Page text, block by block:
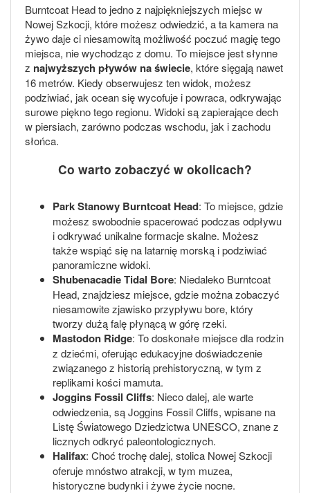
Burntcoat Head to jedno z najpiękniejszych miejsc w
Nowej Szkocji, które możesz odwiedzić, a ta kamera na
żywo daje ci niesamowitą możliwość poczuć magię tego
miejsca, nie wychodząc z domu. To miejsce jest słynne
z najwyższych pływów na świecie, które sięgają nawet
16 metrów. Kiedy obserwujesz ten widok, możesz
podziwiać, jak ocean się wycofuje i powraca, odkrywając
surowe piękno tego regionu. Widoki są zapierające dech
w piersiach, zarówno podczas wschodu, jak i zachodu
słońca.
Co warto zobaczyć w okolicach?
Park Stanowy Burntcoat Head: To miejsce, gdzie
możesz swobodnie spacerować podczas odpływu
i odkrywać unikalne formacje skalne. Możesz
także wspiąć się na latarnię morską i podziwiać
panoramiczne widoki.
Shubenacadie Tidal Bore: Niedaleko Burntcoat
Head, znajdziesz miejsce, gdzie można zobaczyć
niesamowite zjawisko przypływu bore, który
tworzy dużą falę płynącą w górę rzeki.
Mastodon Ridge: To doskonałe miejsce dla rodzin
z dziećmi, oferując edukacyjne doświadczenie
związanego z historią prehistoryczną, w tym z
replikami kości mamuta.
Joggins Fossil Cliffs: Nieco dalej, ale warte
odwiedzenia, są Joggins Fossil Cliffs, wpisane na
Listę Światowego Dziedzictwa UNESCO, znane z
licznych odkryć paleontologicznych.
Halifax: Choć trochę dalej, stolica Nowej Szkocji
oferuje mnóstwo atrakcji, w tym muzea,
historyczne budynki i żywe życie nocne.